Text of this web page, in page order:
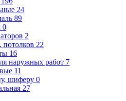
24
89
0
2
потолков 22
16
наружных работ 7
11
шиферу 0
27